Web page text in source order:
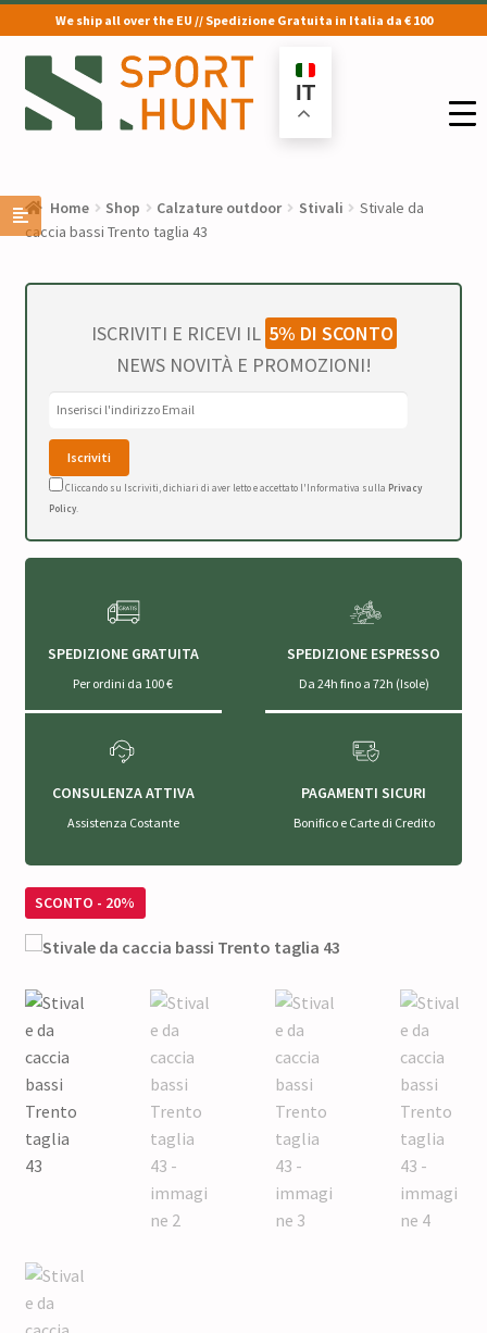
We ship all over the EU // Spedizione Gratuita in Italia da € 100
Vai
alla
navigazione
Vai
al
contenuto
IT
Home Shop Calzature outdoor Stivali
Stivale da
caccia bassi Trento taglia 43
ISCRIVITI E RICEVI IL 5% DI SCONTO
NEWS NOVITÀ E PROMOZIONI!
Cliccando su Iscriviti, dichiari di aver letto e accettato l'Informativa sulla Privacy
Policy.
SPEDIZIONE GRATUITA
Per ordini da 100 €
SPEDIZIONE ESPRESSO
Da 24h fino a 72h (Isole)
CONSULENZA ATTIVA
Assistenza Costante
PAGAMENTI SICURI
Bonifico e Carte di Credito
SCONTO - 20%